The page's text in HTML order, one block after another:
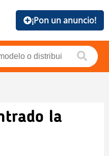
¡Pon un anuncio!
la